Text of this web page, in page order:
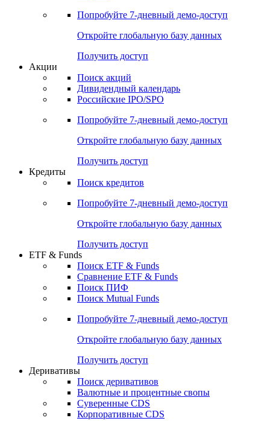
Попробуйте 7-дневный демо-доступ
Откройте глобальную базу данных
Получить доступ
Акции
Поиск акций
Дивидендный календарь
Российские IPO/SPO
Попробуйте 7-дневный демо-доступ
Откройте глобальную базу данных
Получить доступ
Кредиты
Поиск кредитов
Попробуйте 7-дневный демо-доступ
Откройте глобальную базу данных
Получить доступ
ETF & Funds
Поиск ETF & Funds
Сравнение ETF & Funds
Поиск ПИФ
Поиск Mutual Funds
Попробуйте 7-дневный демо-доступ
Откройте глобальную базу данных
Получить доступ
Деривативы
Поиск деривативов
Валютные и процентные свопы
Суверенные CDS
Корпоративные CDS